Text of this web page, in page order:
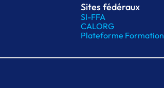
Sites fédéraux
SI-FFA
CALORG
Plateforme Formation